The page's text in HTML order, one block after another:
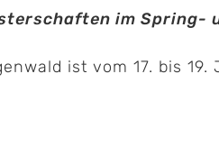
im Spring-
ist vom 17. bis 19.